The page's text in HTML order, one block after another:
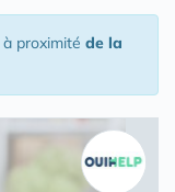
à proximité de la